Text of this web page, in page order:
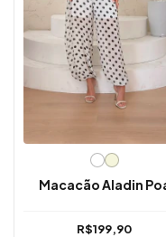
Macacão Aladin
R$199,90